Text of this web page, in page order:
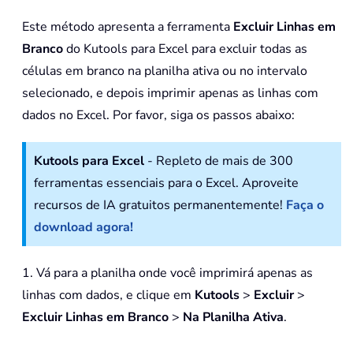
Este método apresenta a ferramenta Excluir Linhas em
Brancodo Kutools para Excel para excluir todas as
células em branco na planilha ativa ou no intervalo
selecionado, e depois imprimir apenas as linhas com
dados no Excel. Por favor, siga os passos abaixo:
Kutools para Excel - Repleto de mais de 300
ferramentas essenciais para o Excel. Aproveite
recursos de IA gratuitos permanentemente! Faça o
download agora!
1. Vá para a planilha onde você imprimirá apenas as
linhas com dados, e clique em Kutools > Excluir>
Excluir Linhas em Branco > Na Planilha Ativa.